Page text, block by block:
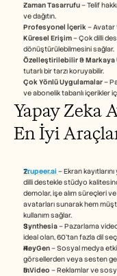
Zaman Tasarrufu – Telif
ve dağıtın.
Profesyonel İçerik – Avatar
Küresel Erişim – Çok dilli
dönüştürülebilmesini sağlar.
Özelleştirilebilir &
tutarlı bir tarzı koruyabilir.
Çok Yönlü Uygulamalar –
ve abonelik tabanlı içerikler
Yapay Zeka
En İyi
Trupeer.ai – Ekran
dilli destekle stüdyo
demolar, işe alım süreçleri
avatarları sunarak hem
kullanım sağlar.
Synthesia – Pazarlama
ideal olan, 60'tan fazla dil
HeyGen – Sosyal medya
görsellerden veya sesten
InVideo – Reklamlar ve